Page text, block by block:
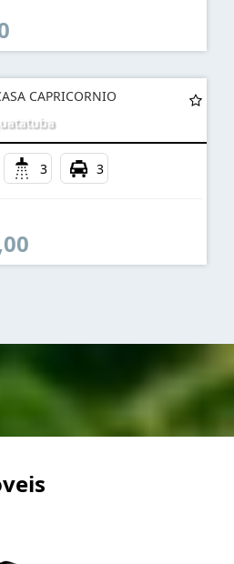
CAPRICORNIO
3 3